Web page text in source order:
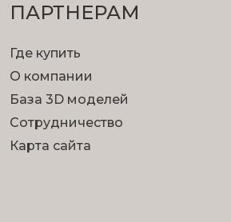
ПАРТНЕРАМ
Где купить
О компании
База 3D моделей
Сотрудничество
Карта сайта